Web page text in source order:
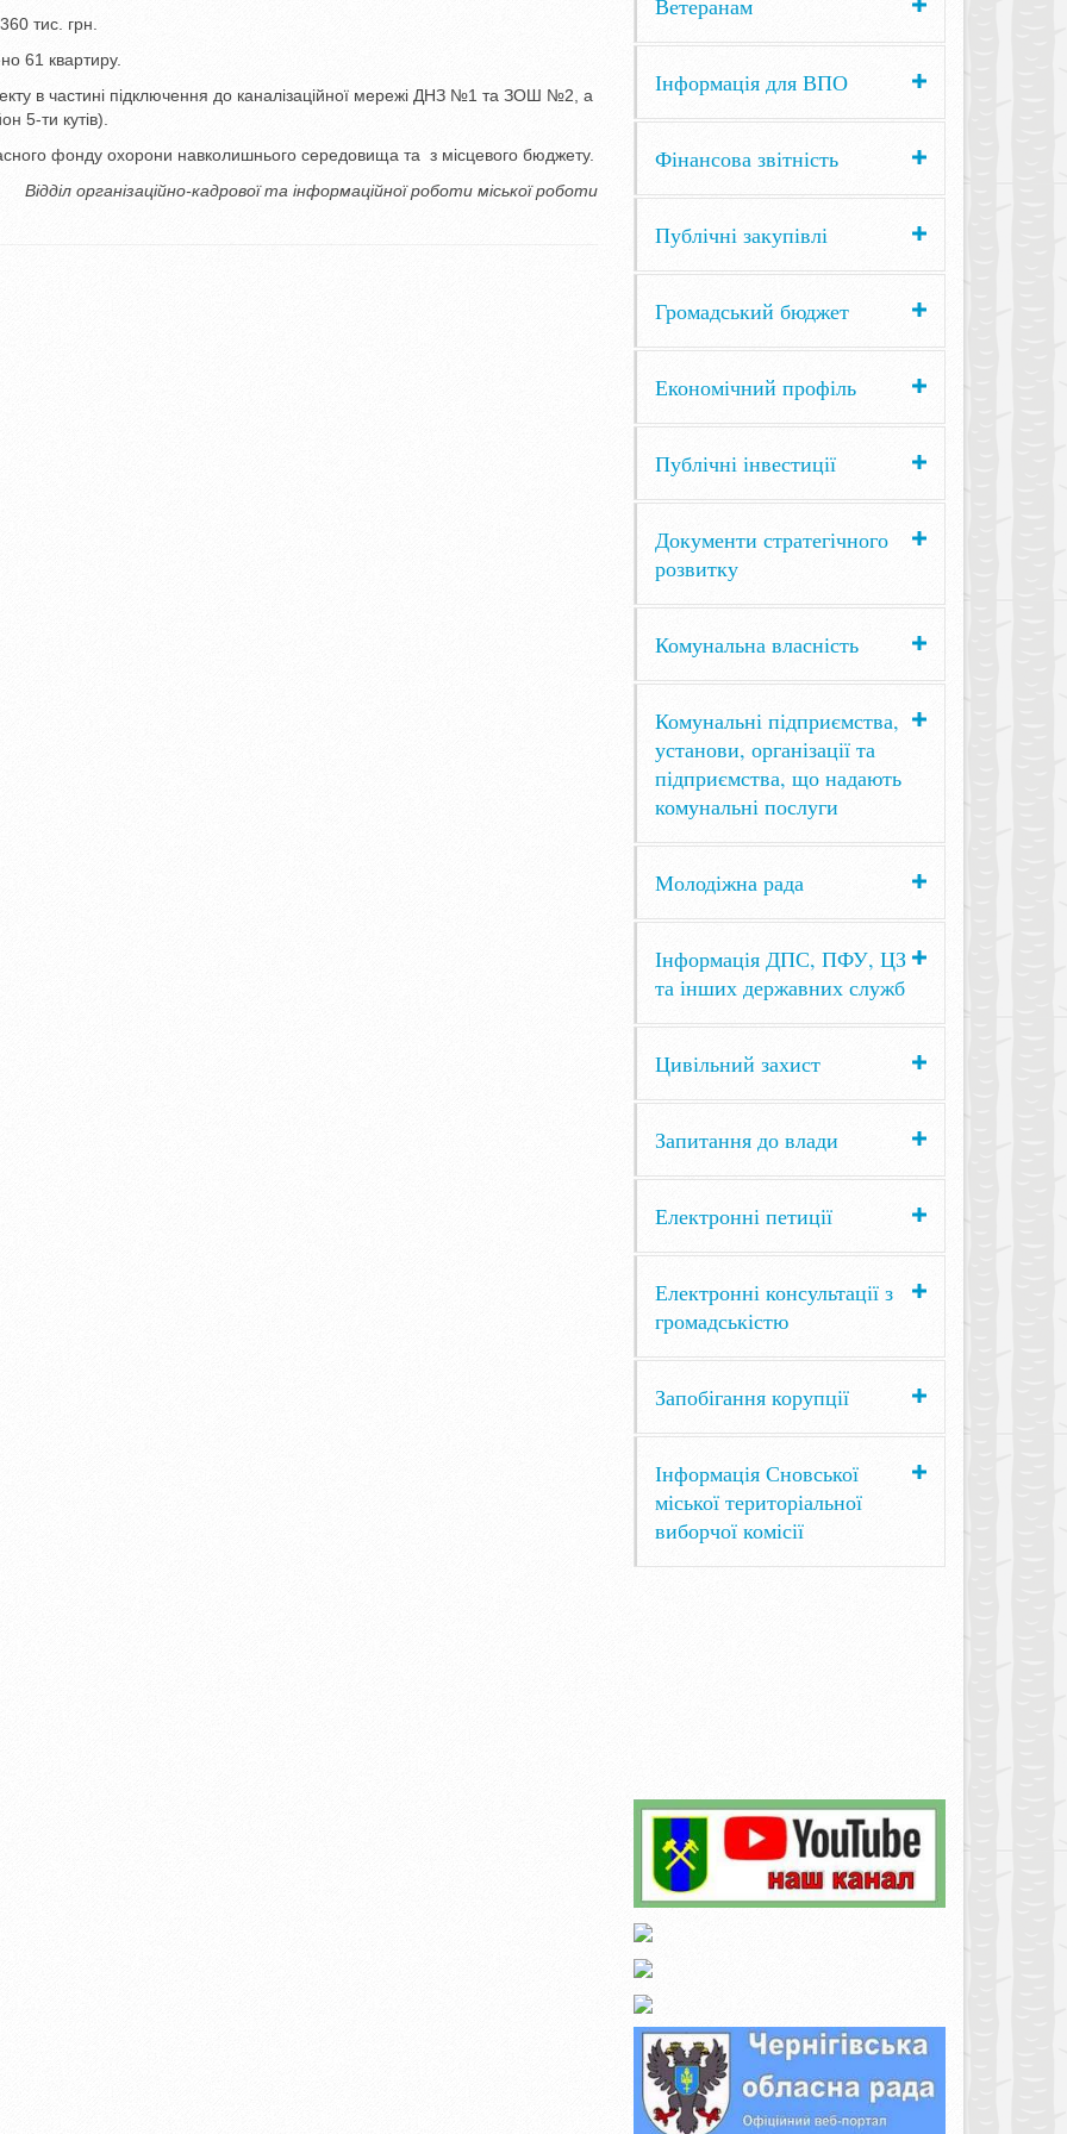
тис. грн.
61 квартиру.
в частині підключення до каналізаційної мережі ДНЗ №1 та ЗОШ №2, а
5-ти кутів).
фонду охорони навколишнього середовища та з місцевого бюджету.
Відділ організаційно-кадрової та інформаційної роботи міської роботи
Ветеранам
Інформація для ВПО
Фінансова звітність
Публічні закупівлі
Громадський бюджет
Економічний профіль
Публічні інвестиції
Документи стратегічного
розвитку
Комунальна власність
Комунальні підприємства,
установи, організації та
підприємства, що надають
комунальні послуги
Молодіжна рада
Інформація ДПС, ПФУ, ЦЗ
та інших державних служб
Цивільний захист
Запитання до влади
Електронні петиції
Електронні консультації з
громадськістю
Запобігання корупції
Інформація Сновської
міської територіальної
виборчої комісії